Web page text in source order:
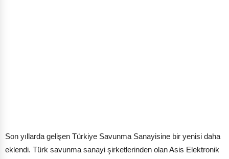
Son yıllarda gelişen Türkiye Savunma Sanayisine bir yenisi daha
eklendi. Türk savunma sanayi şirketlerinden olan Asis Elektronik